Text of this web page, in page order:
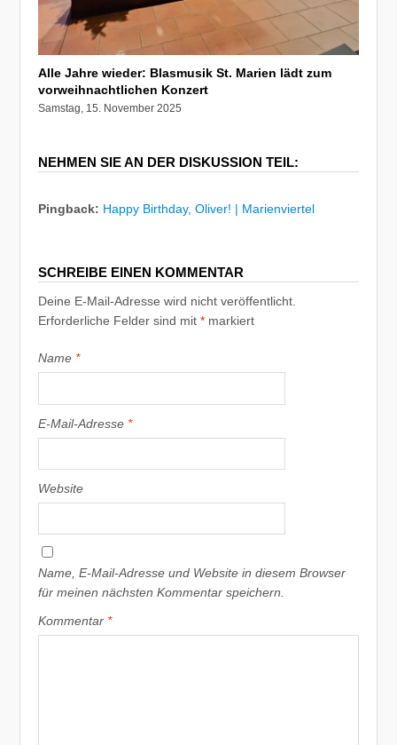
Alle Jahre wieder: Blasmusik St. Marien lädt zum
vorweihnachtlichen Konzert
Samstag, 15. November 2025
NEHMEN SIE AN DER DISKUSSION TEIL:
Pingback: Happy Birthday, Oliver! | Marienviertel
SCHREIBE EINEN KOMMENTAR
Deine E-Mail-Adresse wird nicht veröffentlicht.
Erforderliche Felder sind mit* markiert
Name *
E-Mail-Adresse *
Website
Name, E-Mail-Adresse und Website in diesem Browser
für meinen nächsten Kommentar speichern.
Kommentar *